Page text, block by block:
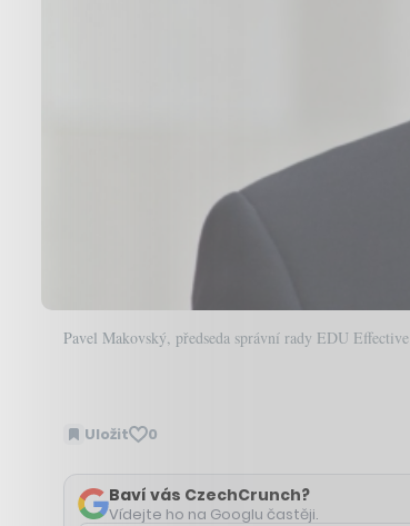
Pavel Makovský, předseda správní rady EDU Effective
Uložit 0
Baví vás CzechCrunch?
Vídejte ho na Googlu častěji.